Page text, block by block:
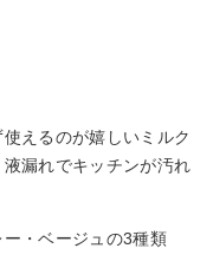
えるのが嬉しいミルク
漏れでキッチンが汚れ
・ベージュの3種類